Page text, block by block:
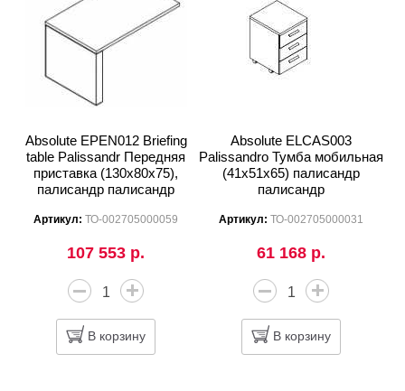
Absolute EPEN012 Briefing
table Palissandr Передняя
приставка (130х80х75),
палисандр палисандр
Артикул:ТО-002705000059
107 553 р.
В корзину
Absolute ELCAS003
Palissandro Тумба мобильная
(41х51х65) палисандр
палисандр
Артикул:ТО-002705000031
61 168 р.
В корзину